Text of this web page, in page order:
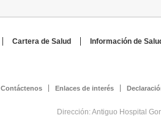
Cartera de Salud
Información de
Contáctenos Enlaces de interés
Dirección: Antiguo Hospital